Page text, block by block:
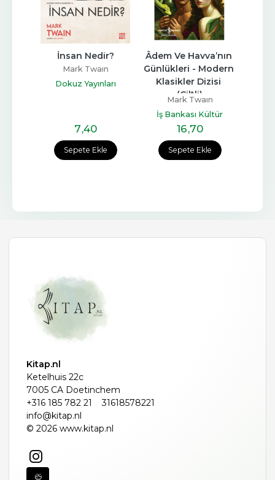
Sepete Ekle
İnsan Nedir?
Mark Twaın
Dokuz Yayınları
7,40
Sepete Ekle
Âdem Ve Havva’nın
Günlükleri - Modern
Klasikler Dizisi
(Ciltli)
Mark Twaın
İş Bankası Kültür
Yayınları
16,70
Kitap.nl
Ketelhuis 22c
7005 CA Doetinchem
+316 185 782 21
31618578221
info@kitap.nl
© 2026 www.kitap.nl